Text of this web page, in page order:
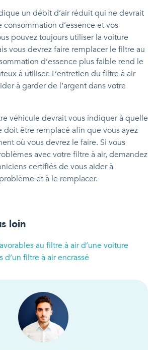
un débit d’air réduit qui ne devrait
d’essence et vos
pouvez toujours utiliser la voiture
vous devrez faire remplacer le filtre au
d’essence plus faible rend le
à utiliser. L’entretien du filtre à air
à garder de l’argent dans votre
véhicule devrait vous indiquer à quelle
être remplacé afin que vous ayez
où vous devrez le faire. Si vous
avec votre filtre à air, demandez
certifiés de vous aider à
et à le remplacer.
loin
au filtre à air d’une voiture
d’un filtre à air encrassé